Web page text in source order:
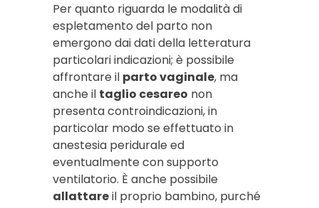
Per quanto riguarda le modalità di
espletamento del parto non
emergono dai dati della letteratura
particolari indicazioni; è possibile
affrontare il parto vaginale, ma
anche il taglio cesareo non
presenta controindicazioni, in
particolar modo se effettuato in
anestesia peridurale ed
eventualmente con supporto
ventilatorio. È anche possibile
allattareil proprio bambino, purché